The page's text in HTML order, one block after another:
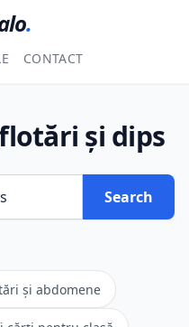
.
CONTACT
și dips
Search
și abdomene